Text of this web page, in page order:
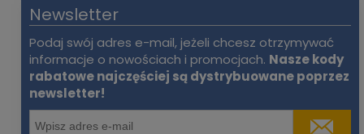
Newsletter
Podaj swój adres e-mail, jeżeli chcesz otrzymywać
informacje o nowościach i promocjach. Nasze kody
rabatowe najczęściej są dystrybuowane poprzez
newsletter!